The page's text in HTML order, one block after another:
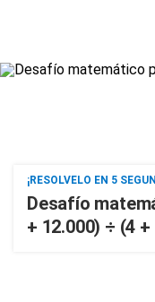
¡RESOLVELO EN 5
Desafío
+ 12.000) ÷ (4 +